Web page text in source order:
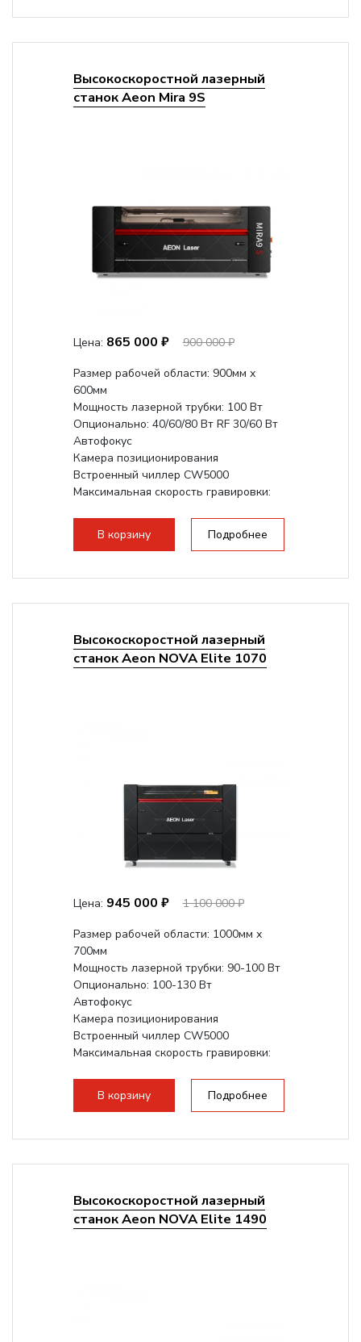
Высокоскоростной лазерный
станок Aeon Mira 9S
Цена: 865 000 ₽
900 000 ₽
Размер рабочей области: 900мм х
600мм
Мощность лазерной трубки: 100 Вт
Опционально: 40/60/80 Вт RF 30/60 Вт
Автофокус
Камера позиционирования
Встроенный чиллер CW5000
Максимальная скорость гравировки:
В корзину Подробнее
Высокоскоростной лазерный
станок Aeon NOVA Elite 1070
Цена: 945 000 ₽
1 100 000 ₽
Размер рабочей области: 1000мм х
700мм
Мощность лазерной трубки: 90-100 Вт
Опционально: 100-130 Вт
Автофокус
Камера позиционирования
Встроенный чиллер CW5000
Максимальная скорость гравировки:
140мм,
В корзину Подробнее
Высокоскоростной лазерный
станок Aeon NOVA Elite 1490